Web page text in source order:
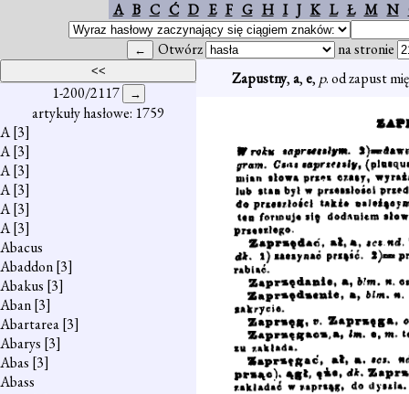
A B C Ć D E F G H I J K L Ł M N
Otwórz na stronie
1-200/2117
artykuły hasłowe: 1759
A[3]
A[3]
A[3]
A[3]
A[3]
A[3]
Abacus
Abaddon[3]
Abakus [3]
Aban[3]
Abartarea[3]
Abarys [3]
Abas [3]
Abass
Zapustny,a,e, p. od zapust